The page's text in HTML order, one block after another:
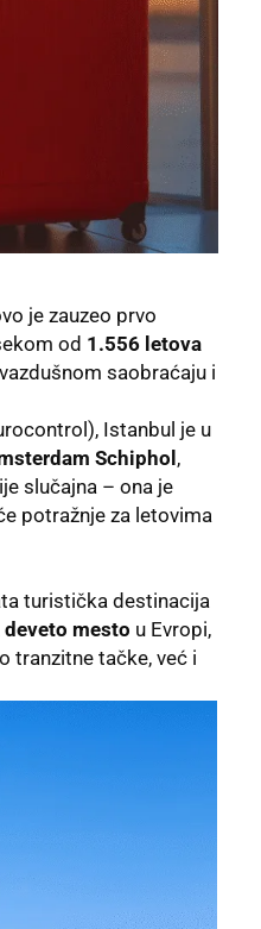
je zauzeo prvo
od 1.556 letova
saobraćaju i
Istanbul je u
Schiphol ,
slučajna – ona je
potražnje za letovima
turistička destinacija
deveto mesto u Evropi,
tranzitne tačke, već i